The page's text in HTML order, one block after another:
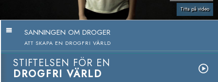
Titta på video
SANNINGEN OM DROGER
ATT SKAPA EN DROGFRI VÄRLD
STIFTELSEN FÖR EN
DROGFRI VÄRLD